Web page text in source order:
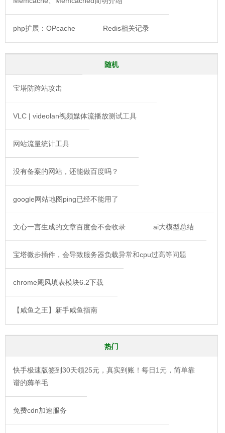
php扩展：OPcache Redis相关记录
随机
宝塔防跨站攻击
VLC | videolan视频媒体流播放测试工具
网站流量统计工具
没有备案的网站，还能做百度吗？
google网站地图ping已经不能用了
文心一言生成的文章百度会不会收录 ai大模型总结
宝塔微步插件，会导致服务器负载异常和cpu过高等问题
chrome飓风填表模块6.2下载
【咸鱼之王】新手咸鱼指南
热门
快手极速版签到30天领25元，真实到账！每日1元，简单靠
谱的薅羊毛
免费cdn加速服务